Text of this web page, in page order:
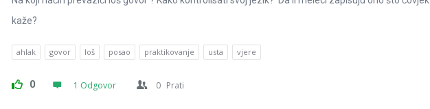
kaže?
ahlak govor loš posao praktikovanje usta vjere
0 1 Odgovor 0 Prati